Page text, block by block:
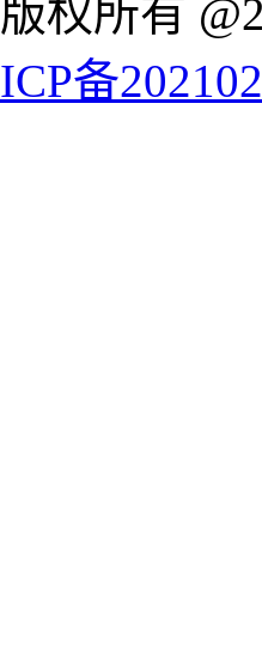
版权所有
ICP备